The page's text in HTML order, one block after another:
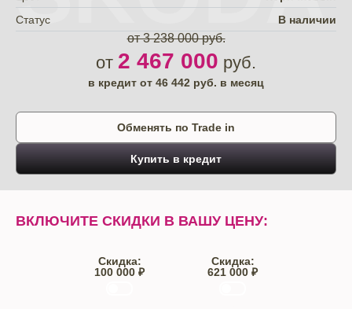
Статус
В наличии
от 3 238 000 руб.
от 2 467 000 руб.
в кредит от 46 442 руб. в месяц
Обменять по Trade in
Купить в кредит
ВКЛЮЧИТЕ СКИДКИ В ВАШУ ЦЕНУ:
Скидка:
100 000 ₽
Скидка:
621 000 ₽